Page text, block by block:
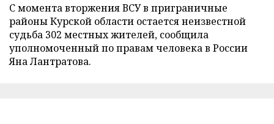
С момента вторжения ВСУ в приграничные
районы Курской области остается неизвестной
судьба 302 местных жителей, сообщила
уполномоченный по правам человека в России
Яна Лантратова.